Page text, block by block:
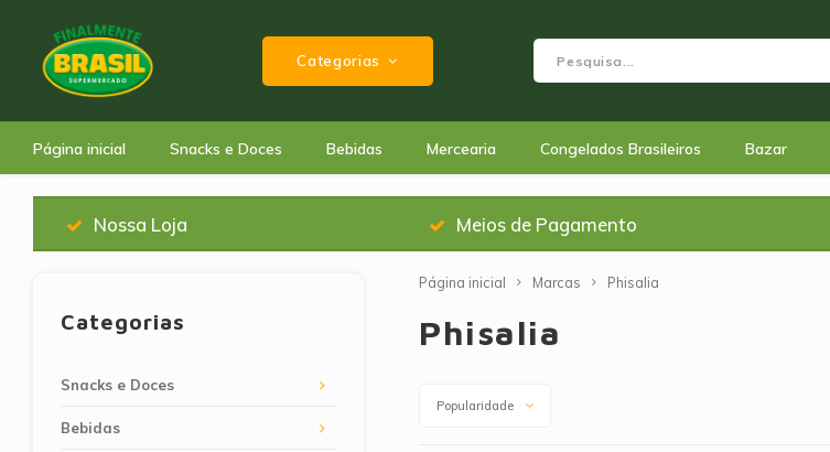
Categorias
Página inicial Snacks e Doces Bebidas Mercearia Congelados Brasileiros Bazar
Nossa Loja Meios de Pagamento
Categorias
Snacks e Doces
Bebidas
Página inicial Marcas Phisalia
Phisalia
Popularidade